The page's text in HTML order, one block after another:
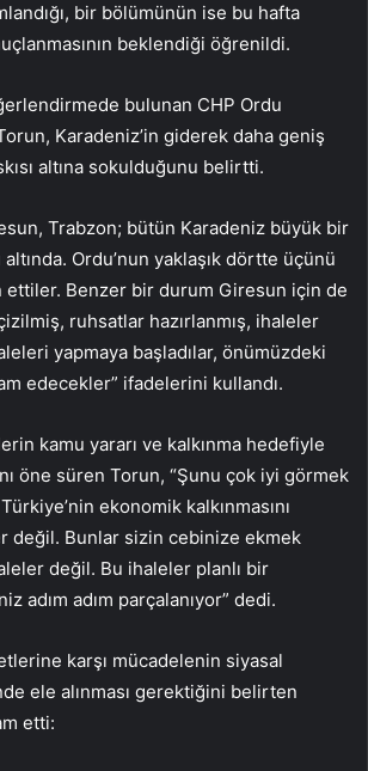
bir bölümünün ise bu hafta
beklendiği öğrenildi.
bulunan CHP Ordu
Karadeniz’in giderek daha geniş
altına sokulduğunu belirtti.
Trabzon; bütün Karadeniz büyük bir
Ordu’nun yaklaşık dörtte üçünü
ettiler. Benzer bir durum Giresun için de
ruhsatlar hazırlanmış, ihaleler
yapmaya başladılar, önümüzdeki
edecekler” ifadelerini kullandı.
kamu yararı ve kalkınma hedefiyle
öne süren Torun, “Şunu çok iyi görmek
ekonomik kalkınmasını
değil. Bunlar sizin cebinize ekmek
değil. Bu ihaleler planlı bir
adım adım parçalanıyor” dedi.
karşı mücadelenin siyasal
ele alınması gerektiğini belirten
etti: